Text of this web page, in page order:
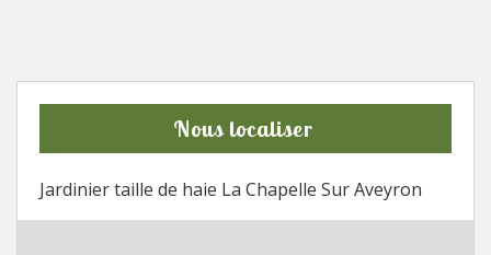
Nous localiser
Jardinier taille de haie La Chapelle Sur Aveyron